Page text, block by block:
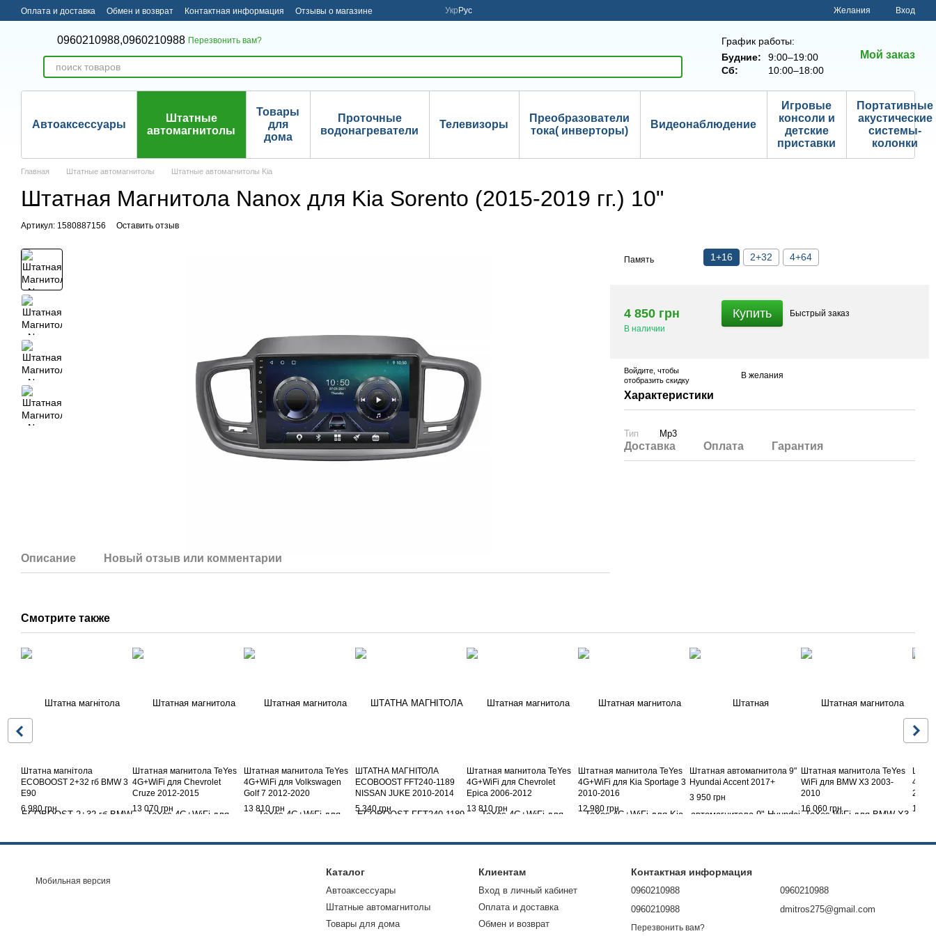
Перейти к основному контенту
Оплата и доставка Обмен и возврат Контактная информация Отзывы о магазине Укр Рус Желания Вход
0960210988,0960210988 Перезвонить вам?
График работы:
Будние:
9:00–19:00
Сб:
10:00–18:00
Мой заказ
Автоаксессуары
Штатные
автомагнитолы
Товары
для
дома
Проточные
водонагреватели
Телевизоры
Преобразователи
тока( инверторы)
Видеонаблюдение
Игровые
консоли и
детские
приставки
Портативные
акустические
системы-
колонки
Главная Штатные автомагнитолы Штатные автомагнитолы Kia
Штатная Магнитола Nanox для Kia Sorento (2015-2019 гг.) 10"
Артикул: 1580887156 Оставить отзыв
Описание Новый отзыв или комментарий
Память 1+16 2+32 4+64
4 850 грн
В наличии
Купить Быстрый заказ
Войдите , чтобы
отобразить скидку
В желания
Характеристики
Тип Mp3
Доставка Оплата Гарантия
Смотрите также
Штатна магнітола
ECOBOOST 2+32 гб BMW 3
E90
6 980 грн
Штатная магнитола TeYes
4G+WiFi для Chevrolet
Cruze 2012-2015
13 070 грн
Штатная магнитола TeYes
4G+WiFi для Volkswagen
Golf 7 2012-2020
13 810 грн
ШТАТНА МАГНІТОЛА
ECOBOOST FFT240-1189
NISSAN JUKE 2010-2014
5 340 грн
Штатная магнитола TeYes
4G+WiFi для Chevrolet
Epica 2006-2012
13 810 грн
Штатная магнитола TeYes
4G+WiFi для Kia Sportage 3
2010-2016
12 980 грн
Штатная автомагнитола 9"
Hyundai Accent 2017+
3 950 грн
Штатная магнитола TeYes
WiFi для BMW X3 2003-
2010
16 060 грн
2004
13
Мобильная версия
Каталог
Автоаксессуары
Штатные автомагнитолы
Товары для дома
Клиентам
Вход в личный кабинет
Оплата и доставка
Обмен и возврат
Контактная информация
0960210988
0960210988
Перезвонить вам?
0960210988
dmitros275@gmail.com